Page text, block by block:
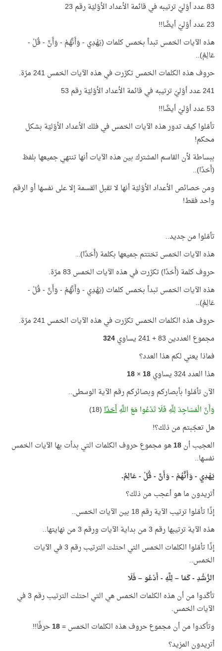
83 عدد أوّليّ ترتيبه في قائمة الأعداد الأوّليّة رقم 23
23 عدد أوّليّ أيضًا!!
هذه الآيات الخمس تبدأ بخمس كلمات (يَهْدِي - وَأَنَّهُمْ - وَأَنَّ - قُلْ -
عَالِمُ)..
حروف هذه الكلمات الخمس تكرّرت في هذه الآيات الخمس 241 مرّة.
241 عدد أوّليّ ترتيبه في قائمة الأعداد الأوّليّة رقم 53
53 عدد أوّليّ أيضًا!!
تأمّلوا كيف تدور هذه الآيات الخمس في فلك الأعداد الأوّليّة بشكل
محكم!
ببساطة لأن القاسم المشترك بين هذه الآيات أنها تنتهي جميعها بلفظ
(أَحَدًا)..
ومن خصائص الأعداد الأوّليّة أنها لا تقبل القسمة إلا على نفسها أو الرقم
واحد فقط!
تأمّلوا من جديد..
هذه الآيات الخمس تختتم جميعها بكلمة (أَحَدًا)..
حروف كلمة (أَحَدًا) تكرّرت في هذه الآيات الخمس 83 مرّة.
هذه الآيات الخمس تبدأ بخمس كلمات (يَهْدِي - وَأَنَّهُمْ - وَأَنَّ - قُلْ -
عَالِمُ)..
حروف هذه الكلمات الخمس تكرّرت في هذه الآيات الخمس 241 مرّة.
مجموع العددين 83 + 241 يساوي
324
فماذا يعني لكم هذا العدد؟
هذا العدد 324 يساوي
18
×
18
الآن تأمّلوا بأبصاركم وبصائركم رقم الآية الوسطى..
وَأَنَّ الْمَسَاجِدَ لِلَّهِ فَلَا تَدْعُوا مَعَ اللَّهِأَحَدًا(18)
هل تعجّبتم من ذلك؟!
العجيب أن18هو مجموع حروف الكلمات التي بدأت بها الآيات الخمس
نفسها..
يَهْدِي - وَأَنَّهُمْ - وَأَنَّ - قُلْ - عَالِمُ.
أتريدون ما هو أعجب من ذلك؟
إذًا تأمّلوا ترتيب الآية رقم 18 بين الآيات الخمس..
هذه الآية ترتيبها رقم 3 من بداية الآيات ورقم 3 من نهايتها..
إذًا تأمّلوا الكلمات الخمس التي احتلت الترتيب رقم 3 في الآيات
الخمس..
الرُّشْدِ - كَمَا – لِلَّهِ - أَدْعُو – فَلَا
تأكّدوا من أن هذه الكلمات الخمس هي التي احتلت الترتيب رقم 3 في
الآيات الخمس.
وتأكدوا من أن مجموع حروف هذه الكلمات الخمس =18حرفًا!!
أتريدون المزيد؟